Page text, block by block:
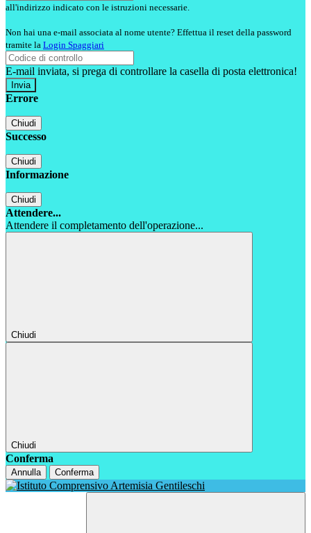
all'indirizzo indicato con le istruzioni necessarie.
Non hai una e-mail associata al nome utente? Effettua il reset della password
tramite la Login Spaggiari
E-mail inviata, si prega di controllare la casella di posta elettronica!
Errore
Chiudi
Successo
Chiudi
Informazione
Chiudi
Attendere...
Attendere il completamento dell'operazione...
Chiudi
Chiudi
Conferma
Annulla Conferma